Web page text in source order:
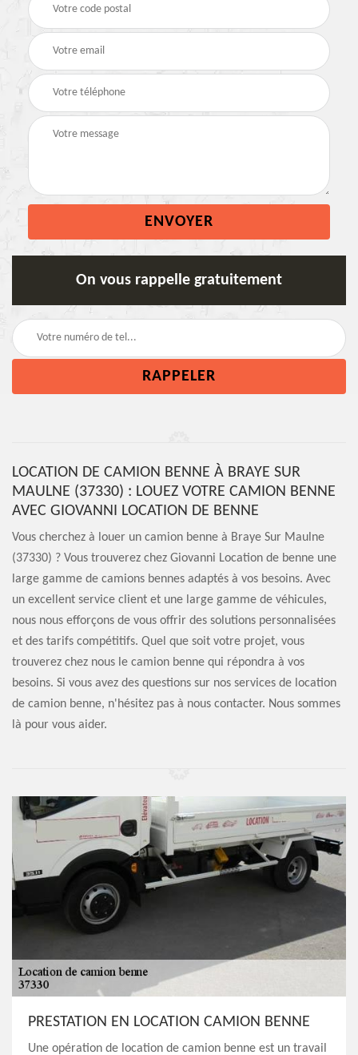
On vous rappelle gratuitement
LOCATION DE CAMION BENNE À BRAYE SUR
MAULNE (37330) : LOUEZ VOTRE CAMION BENNE
AVEC GIOVANNI LOCATION DE BENNE
Vous cherchez à louer un camion benne à Braye Sur Maulne
(37330) ? Vous trouverez chez Giovanni Location de benne une
large gamme de camions bennes adaptés à vos besoins. Avec
un excellent service client et une large gamme de véhicules,
nous nous efforçons de vous offrir des solutions personnalisées
et des tarifs compétitifs. Quel que soit votre projet, vous
trouverez chez nous le camion benne qui répondra à vos
besoins. Si vous avez des questions sur nos services de location
de camion benne, n'hésitez pas à nous contacter. Nous sommes
là pour vous aider.
PRESTATION EN LOCATION CAMION BENNE
Une opération de location de camion benne est un travail